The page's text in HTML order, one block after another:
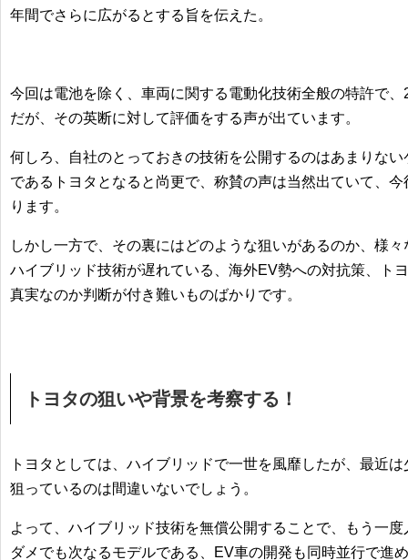
年間でさらに広がるとする旨を伝えた。
今回は電池を除く、車両に関する電動化技術全般の特許で、
だが、その英断に対して評価をする声が出ています。
何しろ、自社のとっておきの技術を公開するのはあまりな
であるトヨタとなると尚更で、 称賛の声は当然出ていて、
ります。
しかし一方で、その裏にはどのような狙いがあるのか、様
ハイブリッド技術が遅れている、海外EV勢への対抗策、ト
真実なのか判断が付き難いものばかりです。
トヨタの狙いや背景を考察する！
トヨタとしては、ハイブリッドで一世を風靡したが、最近
狙っているのは間違いないでしょう。
よって、 ハイブリッド技術を無償公開することで、
もう一度
ダメでも次なるモデルである、
EV車の開発も同時並行で進